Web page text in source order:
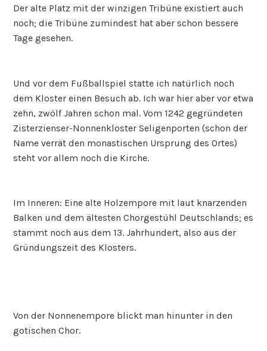
Der alte Platz mit der winzigen Tribüne existiert auch
noch; die Tribüne zumindest hat aber schon bessere
Tage gesehen.
Und vor dem Fußballspiel statte ich natürlich noch
dem Kloster einen Besuch ab. Ich war hier aber vor etwa
zehn, zwölf Jahren schon mal. Vom 1242 gegründeten
Zisterzienser-Nonnenkloster Seligenporten (schon der
Name verrät den monastischen Ursprung des Ortes)
steht vor allem noch die Kirche.
Im Inneren: Eine alte Holzempore mit laut knarzenden
Balken und dem ältesten Chorgestühl Deutschlands; es
stammt noch aus dem 13. Jahrhundert, also aus der
Gründungszeit des Klosters.
Von der Nonnenempore blickt man hinunter in den
gotischen Chor.